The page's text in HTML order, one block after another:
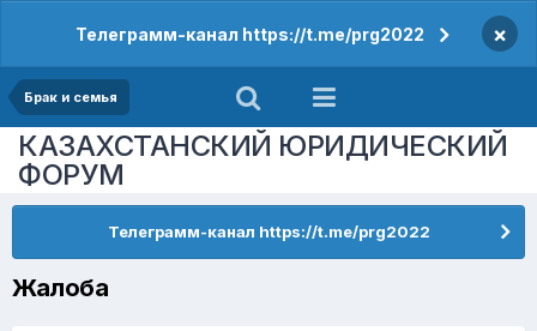
Телеграмм-канал https://t.me/prg2022 ×
Брак и семья
КАЗАХСТАНСКИЙ ЮРИДИЧЕСКИЙ
ФОРУМ
Телеграмм-канал https://t.me/prg2022
Жалоба